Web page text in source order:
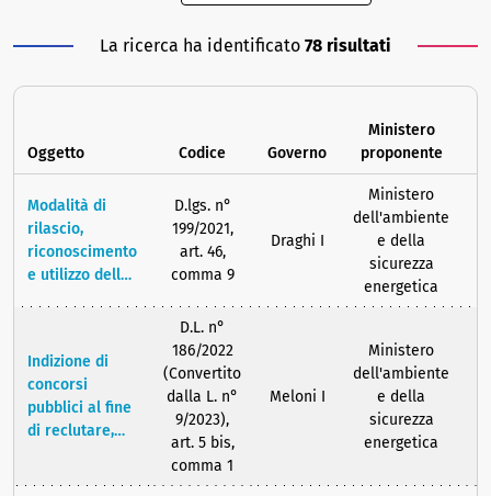
La ricerca ha identificato 78 risultati
Oggetto Codice Governo
Ministero
proponente
Modalità di
rilascio,
riconoscimento
e utilizzo della
da fonti
rinnovabili,
modalità per
l’utilizzo dei
derivanti dalla
D.lgs. n°
199/2021,
art. 46,
comma 9
Draghi I
Ministero
dell'ambiente
e della
sicurezza
energetica
Indizione di
concorsi
pubblici al fine
di reclutare,
D.L. n°
186/2022
(Convertito
dalla L. n°
9/2023),
art. 5 bis,
comma 1
Meloni I
Ministero
dell'ambiente
e della
sicurezza
energetica